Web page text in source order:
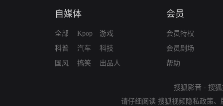
自媒体
全部
科普
国风
Kpop
汽车
搞笑
游戏
科技
出品人
会员
会员特权
会员剧场
帮助
搜狐影音 - 搜
请仔细阅读 搜狐视频隐私政策、